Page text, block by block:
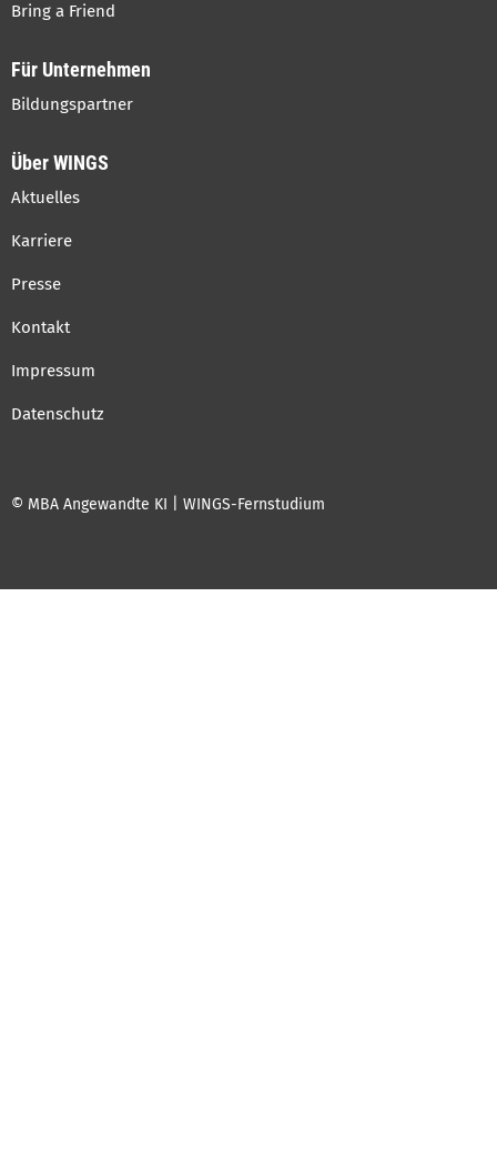
Bring a Friend
Für Unternehmen
Bildungspartner
Über WINGS
Aktuelles
Karriere
Presse
Kontakt
Impressum
Datenschutz
© MBA Angewandte KI | WINGS-Fernstudium